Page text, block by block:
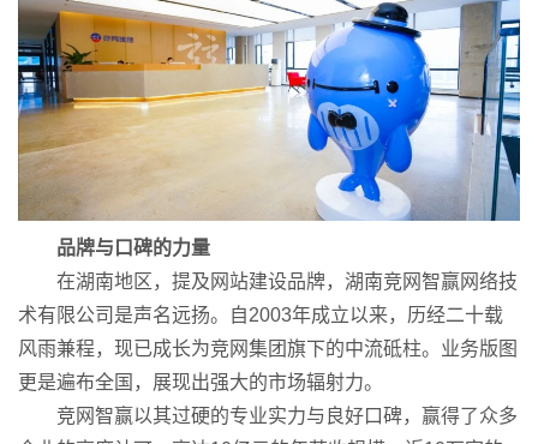
品牌与口碑的力量
在湖南地区，提及网站建设品牌，湖南竞网智赢网络技
术有限公司是声名远扬。自2003年成立以来，历经二十载
风雨兼程，现已成长为竞网集团旗下的中流砥柱。业务版图
更是遍布全国，展现出强大的市场辐射力。
竞网智赢以其过硬的专业实力与良好口碑，赢得了众多